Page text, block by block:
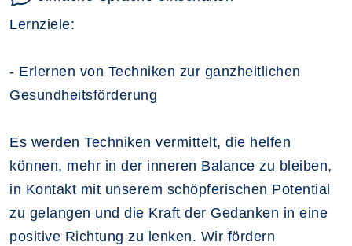
Lernziele:
- Erlernen von Techniken zur ganzheitlichen
Gesundheitsförderung
Es werden Techniken vermittelt, die helfen
können, mehr in der inneren Balance zu bleiben,
in Kontakt mit unserem schöpferischen Potential
zu gelangen und die Kraft der Gedanken in eine
positive Richtung zu lenken. Wir fördern